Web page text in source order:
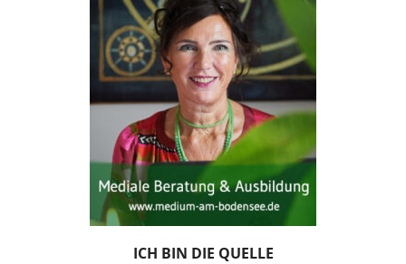
ICH BIN DIE QUELLE